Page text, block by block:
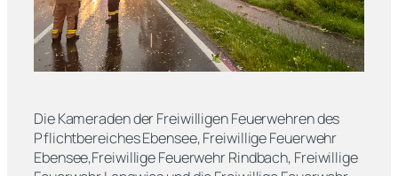
Die Kameraden der Freiwilligen Feuerwehren des
Pflichtbereiches Ebensee, Freiwillige Feuerwehr
Ebensee,Freiwillige Feuerwehr Rindbach, Freiwillige